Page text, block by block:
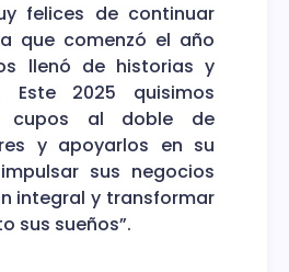
felices de continuar
que comenzó el año
llenó de historias y
Este 2025 quisimos
cupos al doble de
y apoyarlos en su
sus negocios
integral y transformar
sus sueños”.